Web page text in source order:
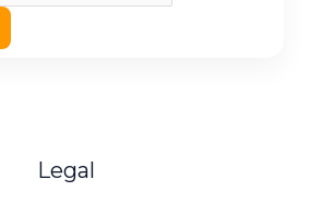
Legal